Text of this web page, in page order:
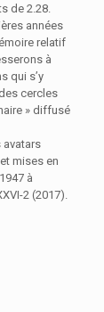
de 2.28.
années
relatif
à
qui s’y
cercles
» diffusé
avatars
mises en
à
2 (2017).